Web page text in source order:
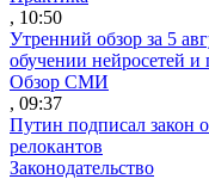
, 10:50
Утренний обзор за 5
обучении нейросетей
Обзор СМИ
, 09:37
Путин подписал закон
релокантов
Законодательство